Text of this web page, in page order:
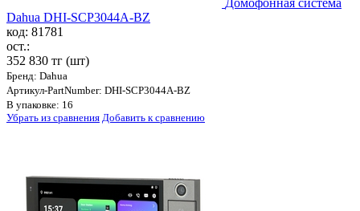
Домофонная система
Dahua DHI-SCP3044A-BZ
код: 81781
ост.:
352 830 тг (шт)
Бренд: Dahua
Артикул-PartNumber: DHI-SCP3044A-BZ
В упаковке: 16
Убрать из сравнения Добавить к сравнению